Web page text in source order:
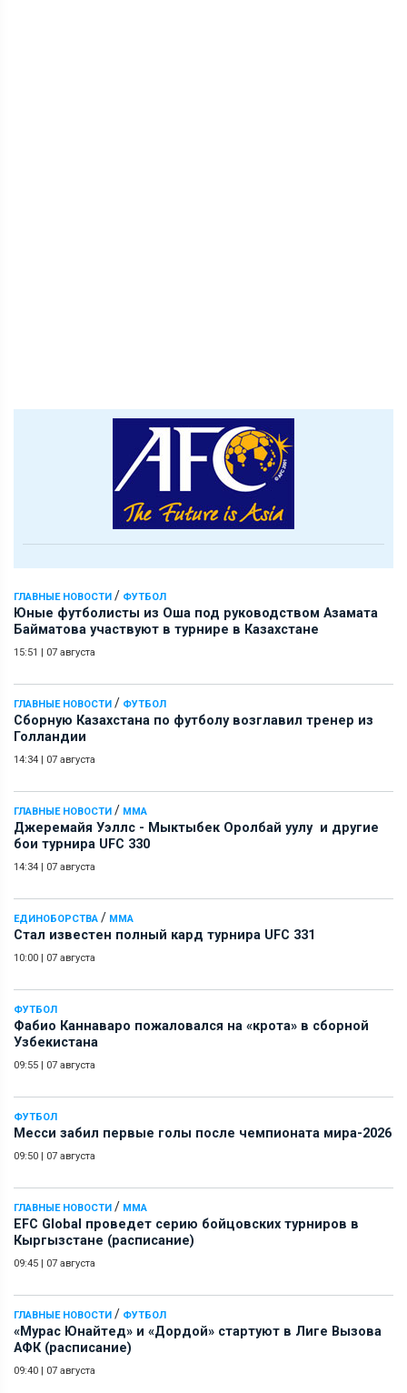
ГЛАВНЫЕ НОВОСТИ / ФУТБОЛ
Юные футболисты из Оша под руководством Азамата
Байматова участвуют в турнире в Казахстане
15:51 | 07 августа
ГЛАВНЫЕ НОВОСТИ / ФУТБОЛ
Сборную Казахстана по футболу возглавил тренер из
Голландии
14:34 | 07 августа
ГЛАВНЫЕ НОВОСТИ / ММА
Джеремайя Уэллс - Мыктыбек Оролбай уулу и другие
бои турнира UFC 330
14:34 | 07 августа
ЕДИНОБОРСТВА / ММА
Стал известен полный кард турнира UFC 331
10:00 | 07 августа
ФУТБОЛ
Фабио Каннаваро пожаловался на «крота» в сборной
Узбекистана
09:55 | 07 августа
ФУТБОЛ
Месси забил первые голы после чемпионата мира-2026
09:50 | 07 августа
ГЛАВНЫЕ НОВОСТИ / ММА
EFC Global проведет серию бойцовских турниров в
Кыргызстане (расписание)
09:45 | 07 августа
ГЛАВНЫЕ НОВОСТИ / ФУТБОЛ
«Мурас Юнайтед» и «Дордой» стартуют в Лиге Вызова
АФК (расписание)
09:40 | 07 августа